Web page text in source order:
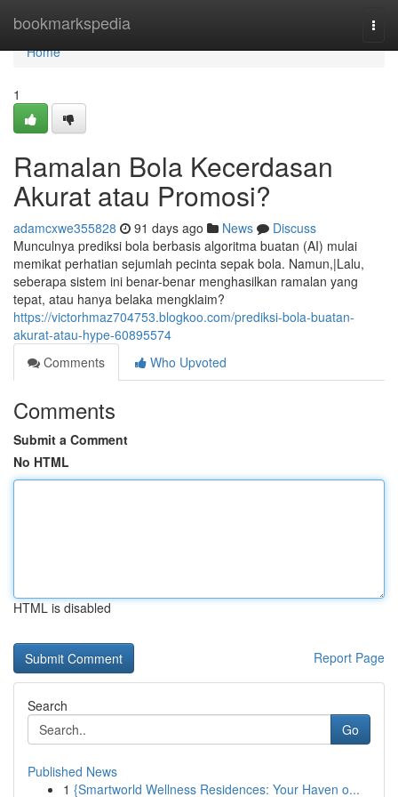
bookmarkspedia
Home
Home
1
Ramalan Bola Kecerdasan
Akurat atau Promosi?
adamcxwe355828 91 days ago News
Discuss
Munculnya prediksi bola berbasis algoritma buatan (AI) mulai
memikat perhatian sejumlah pecinta sepak bola. Namun,|Lalu,
seberapa sistem ini benar-benar menghasilkan ramalan yang
tepat, atau hanya belaka mengklaim?
https://victorhmaz704753.blogkoo.com/prediksi-bola-buatan-
akurat-atau-hype-60895574
Comments
Who Upvoted
Comments
Submit a Comment
No HTML
HTML is disabled
Report Page
Search
Go
Published News
1 {Smartworld Wellness Residences: Your Haven o...